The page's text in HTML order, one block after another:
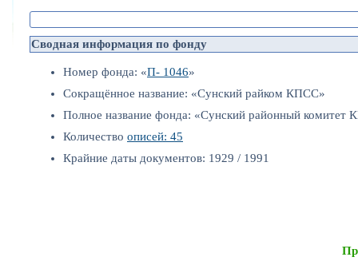
Сводная информация по фонду
Номер фонда: «П- 1046»
Сокращённое название: «Сунский райком КПСС»
Полное название фонда: «Сунский районный комитет
Количество описей: 45
Крайние даты документов: 1929 / 1991